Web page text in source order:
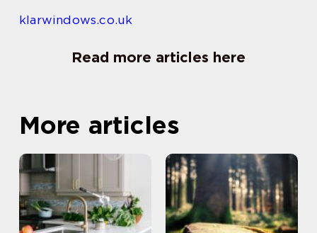
klarwindows.co.uk
Read more articles here
More articles